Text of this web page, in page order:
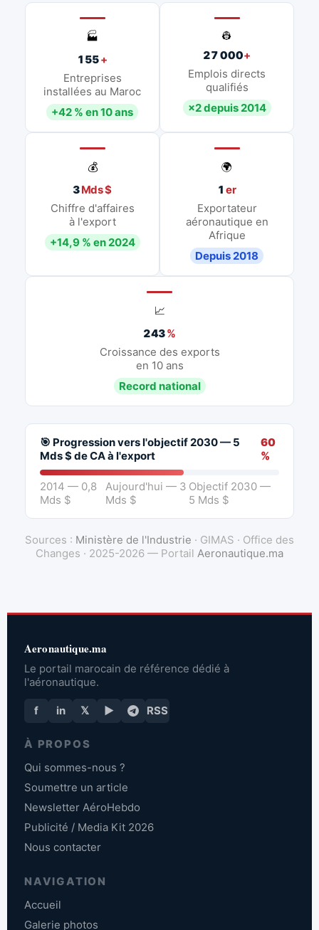
🏭
155+
Entreprises
installées au Maroc
+42 % en 10 ans
👷
27 000+
Emplois directs
qualifiés
×2 depuis 2014
💰
3Mds $
Chiffre d'affaires
à l'export
+14,9 % en 2024
🌍
1 er
Exportateur
aéronautique en
Afrique
Depuis 2018
📈
243%
Croissance des exports
en 10 ans
Record national
🎯 Progression vers l'objectif 2030 — 5
Mds $ de CA à l'export
60
%
2014 — 0,8
Mds $
Aujourd'hui — 3
Mds $
Objectif 2030 —
5 Mds $
Sources : Ministère de l'Industrie · GIMAS · Office des
Changes · 2025-2026 — Portail Aeronautique.ma
Aeronautique.ma
Le portail marocain de référence dédié à
l'aéronautique.
f in 𝕏 ▶ RSS
À PROPOS
Qui sommes-nous ?
Soumettre un article
Newsletter AéroHebdo
Publicité / Media Kit 2026
Nous contacter
NAVIGATION
Accueil
Galerie photos